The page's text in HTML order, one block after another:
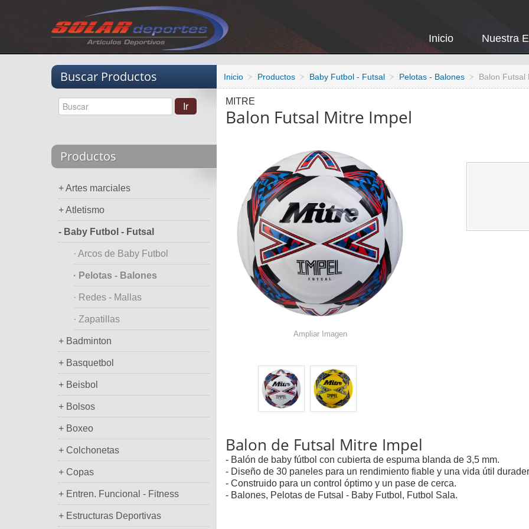
Inicio Nuestra
Buscar Productos
Productos
+ Artes marciales
+ Atletismo
- Baby Futbol - Futsal
· Arcos de Baby Futbol
· Pelotas - Balones
· Redes - Mallas
· Zapatillas
+ Badminton
+ Basquetbol
+ Beisbol
+ Bolsos
+ Boxeo
+ Colchonetas
+ Copas
+ Entren. Funcional - Fitness
+ Estructuras Deportivas
Inicio Productos Baby Futbol - Futsal Pelotas - Balones Balon Futsal
MITRE
Balon Futsal Mitre Impel
Ampliar Imagen
Balon de Futsal Mitre Impel
- Balón de baby fútbol con cubierta de espuma blanda de 3,5 mm.
- Diseño de 30 paneles para un rendimiento fiable y una vida útil
- Construido para un control óptimo y un pase de cerca.
- Balones, Pelotas de Futsal - Baby Futbol, Futbol Sala.